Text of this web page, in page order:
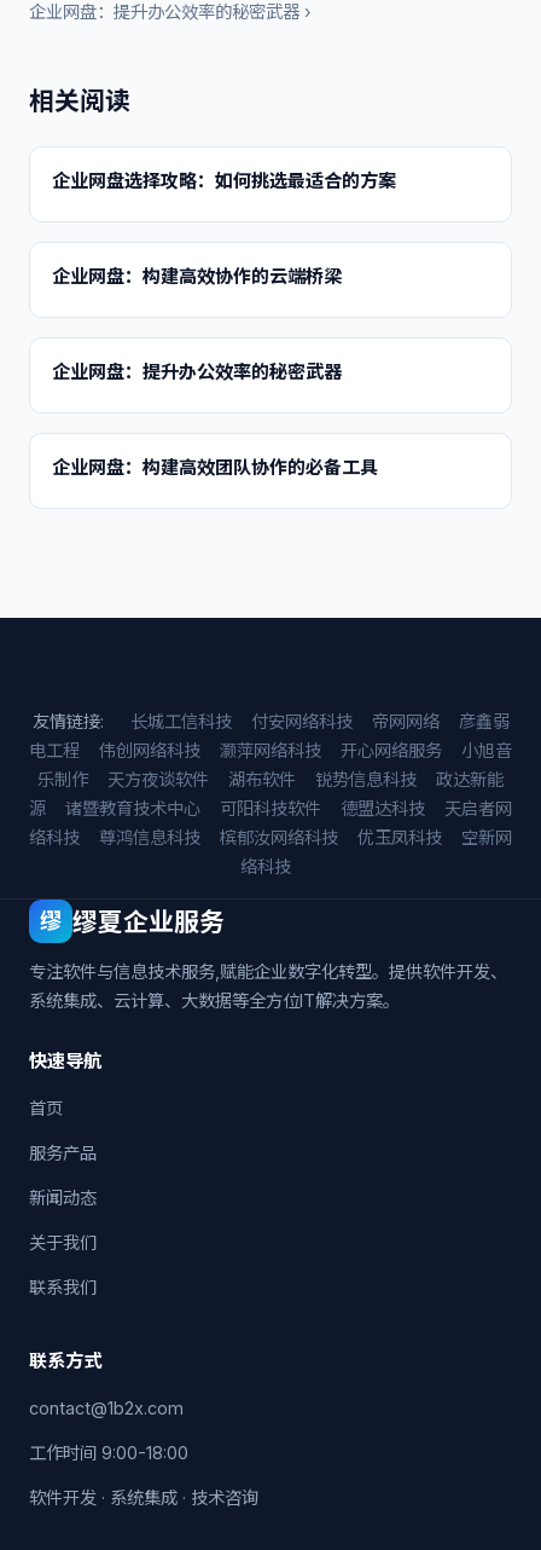
企业网盘：提升办公效率的秘密武器 ›
相关阅读
企业网盘选择攻略：如何挑选最适合的方案
企业网盘：构建高效协作的云端桥梁
企业网盘：提升办公效率的秘密武器
企业网盘：构建高效团队协作的必备工具
友情链接: 长城工信科技 付安网络科技 帝网网络
彦鑫弱
电工程
伟创网络科技 灏萍网络科技 开心网络服务
小旭音
乐制作
天方夜谈软件 湖布软件 锐势信息科技
政达新能
源
诸暨教育技术中心 可阳科技软件 德盟达科技
天启者网
络科技
尊鸿信息科技 槟郁汝网络科技 优玉凤科技
空新网
络科技
缪 缪夏企业服务
专注软件与信息技术服务,赋能企业数字化转型。提供软件开发、
系统集成、云计算、大数据等全方位IT解决方案。
快速导航
首页
服务产品
新闻动态
关于我们
联系我们
联系方式
contact@1b2x.com
工作时间 9:00-18:00
软件开发 · 系统集成 · 技术咨询